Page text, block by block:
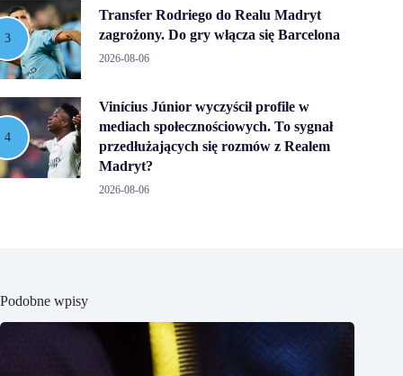
Transfer Rodriego do Realu Madryt
zagrożony. Do gry włącza się Barcelona
2026-08-06
Vinícius Júnior wyczyścił profile w
mediach społecznościowych. To sygnał
przedłużających się rozmów z Realem
Madryt?
2026-08-06
Podobne wpisy